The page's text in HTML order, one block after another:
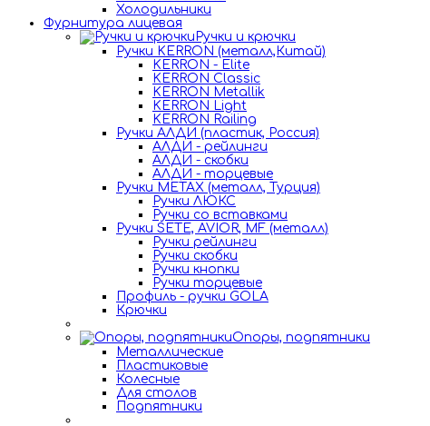
Холодильники
Фурнитура лицевая
Ручки и крючки
Ручки KERRON (металл,Китай)
KERRON - Elite
KERRON Classic
KERRON Metallik
KERRON Light
KERRON Railing
Ручки АЛДИ (пластик, Россия)
АЛДИ - рейлинги
АЛДИ - скобки
АЛДИ - торцевые
Ручки METAX (металл, Турция)
Ручки ЛЮКС
Ручки со вставками
Ручки SETE, AVIOR, MF (металл)
Ручки рейлинги
Ручки скобки
Ручки кнопки
Ручки торцевые
Профиль - ручки GOLA
Крючки
Опоры, подпятники
Металлические
Пластиковые
Колесные
Для столов
Подпятники